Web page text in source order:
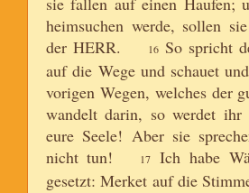
heimsuchen werde, sollen
der HERR.
16 So spricht
auf die Wege und schauet
vorigen Wegen, welches der
wandelt darin, so werdet
eure Seele! Aber sie
nicht tun!
17
Ich habe
gesetzt: Merket auf die